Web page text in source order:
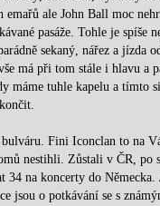
ale John Ball moc
pasáže. Tohle je spíše
sekaný, nářez a jízda
má při tom stále i hlavu a
máme tuhle kapelu a tímto
bulváru. Fini Iconclan to na
nestihli. Zůstali v ČR, po
34 na koncerty do Německa.
jsou o potkávání se s